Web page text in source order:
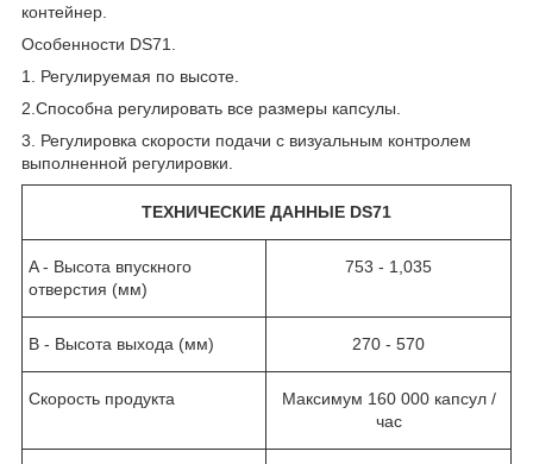
контейнер.
Особенности DS71.
1. Регулируемая по высоте.
2.Способна регулировать все размеры капсулы.
3. Регулировка скорости подачи с визуальным контролем
выполненной регулировки.
ТЕХНИЧЕСКИЕ ДАННЫЕ DS71
A - Высота впускного
отверстия (мм)
753 - 1,035
B - Высота выхода (мм) 270 - 570
Скорость продукта
Максимум 160 000 капсул /
час